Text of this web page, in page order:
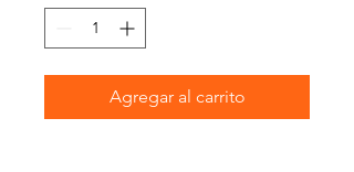
Agregar al carrito